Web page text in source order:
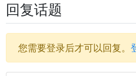
回复话题
您需要登录后才可以回复。